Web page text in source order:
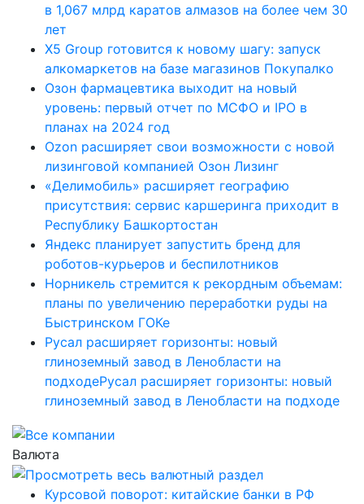
в 1,067 млрд каратов алмазов на более чем 30
лет
X5 Group готовится к новому шагу: запуск
алкомаркетов на базе магазинов Покупалко
Озон фармацевтика выходит на новый
уровень: первый отчет по МСФО и IPO в
планах на 2024 год
Ozon расширяет свои возможности с новой
лизинговой компанией Озон Лизинг
«Делимобиль» расширяет географию
присутствия: сервис каршеринга приходит в
Республику Башкортостан
Яндекс планирует запустить бренд для
роботов-курьеров и беспилотников
Норникель стремится к рекордным объемам:
планы по увеличению переработки руды на
Быстринском ГОКе
Русал расширяет горизонты: новый
глиноземный завод в Ленобласти на
подходеРусал расширяет горизонты: новый
глиноземный завод в Ленобласти на подходе
Валюта
Курсовой поворот: китайские банки в РФ